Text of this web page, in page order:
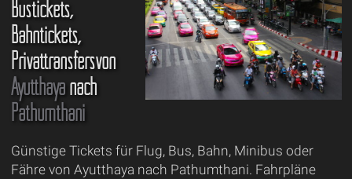
Bustickets,
Bahntickets,
Privattransfersvon
Ayutthayanach
Pathumthani
Günstige Tickets für Flug, Bus, Bahn, Minibus oder
Fähre von Ayutthaya nach Pathumthani. Fahrpläne